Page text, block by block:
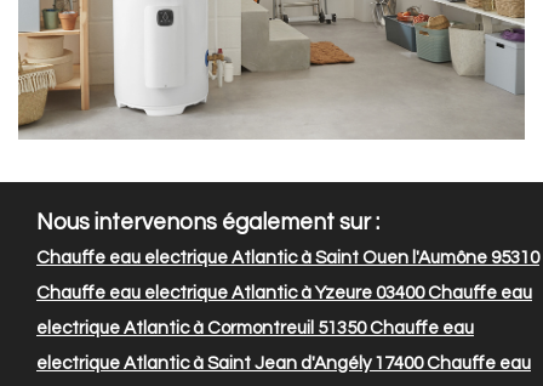
Nous intervenons également sur :
Chauffe eau electrique Atlantic à Saint Ouen l'Aumône 95310
Chauffe eau electrique Atlantic à Yzeure 03400Chauffe eau
electrique Atlantic à Cormontreuil 51350Chauffe eau
electrique Atlantic à Saint Jean d'Angély 17400Chauffe eau